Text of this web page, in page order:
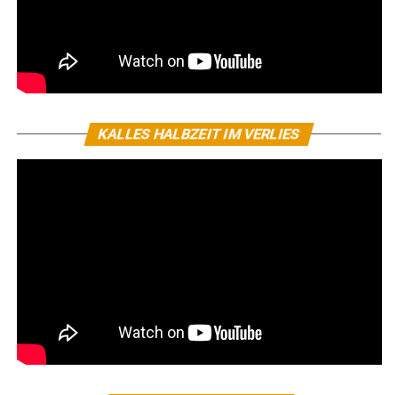
KALLES HALBZEIT IM VERLIES